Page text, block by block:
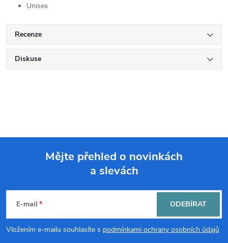
Unisex
Recenze
Diskuse
p
Mějte přehled o novinkách
a slevách
E-mail
Vložením e-mailu souhlasíte s podmínkami ochrany osobních údajů
ODEBÍRAT